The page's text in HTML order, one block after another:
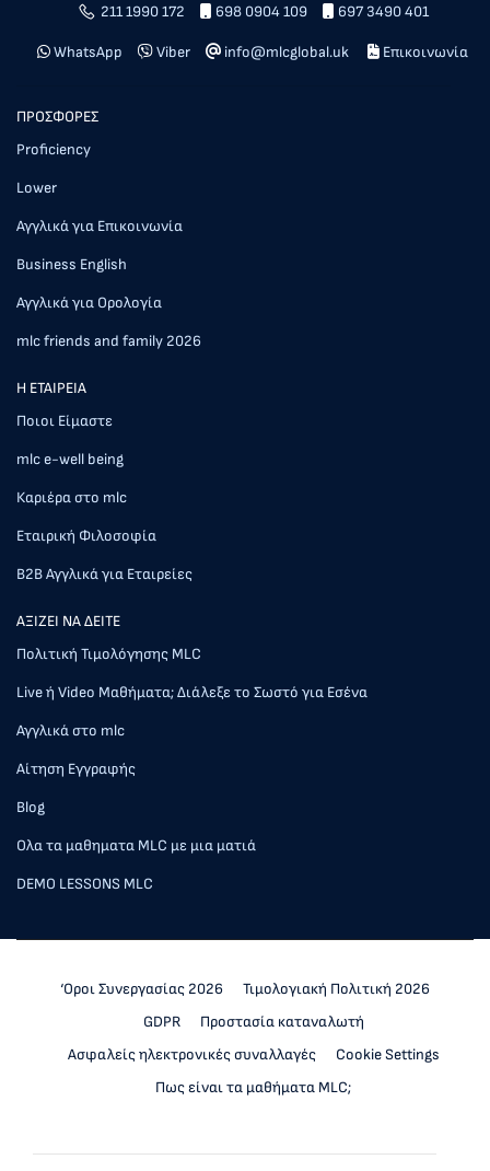
211 1990 172 698 0904 109 697 3490 401
WhatsApp Viber info@mlcglobal.uk Επικοινωνία
ΠΡΟΣΦΟΡΕΣ
Proficiency
Lower
Αγγλικά για Επικοινωνία
Business English
Αγγλικά για Ορολογία
mlc friends and family 2026
Η ΕΤΑΙΡΕΙΑ
Ποιοι Είμαστε
mlc e-well being
Καριέρα στο mlc
Εταιρική Φιλοσοφία
Β2Β Αγγλικά για Εταιρείες
AΞΙΖΕΙ ΝΑ ΔΕΙΤΕ
Πολιτική Τιμολόγησης MLC
Live ή Video Μαθήματα; Διάλεξε το Σωστό για Εσένα
Αγγλικά στο mlc
Αίτηση Εγγραφής
Blog
Ολα τα μαθηματα MLC με μια ματιά
DEMO LESSONS MLC
‘Οροι Συνεργασίας 2026
Τιμολογιακή Πολιτική 2026
GDPR
Προστασία καταναλωτή
Ασφαλείς ηλεκτρονικές συναλλαγές
Cookie Settings
Πως είναι τα μαθήματα MLC;